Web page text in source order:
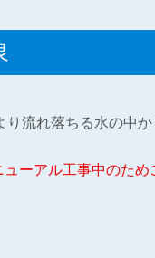
り流れ落ちる水の中
ーアル工事中のため